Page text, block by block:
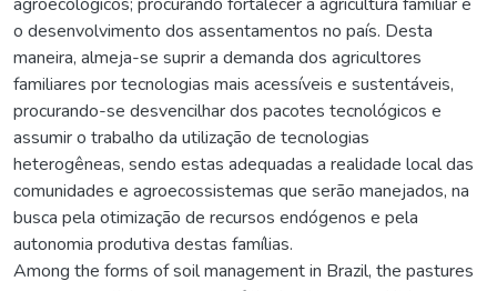
o desenvolvimento dos assentamentos no país. Desta
maneira, almeja-se suprir a demanda dos agricultores
familiares por tecnologias mais acessíveis e sustentáveis,
procurando-se desvencilhar dos pacotes tecnológicos e
assumir o trabalho da utilização de tecnologias
heterogêneas, sendo estas adequadas a realidade local das
comunidades e agroecossistemas que serão manejados, na
busca pela otimização de recursos endógenos e pela
autonomia produtiva destas famílias.
Among the forms of soil management in Brazil, the pastures